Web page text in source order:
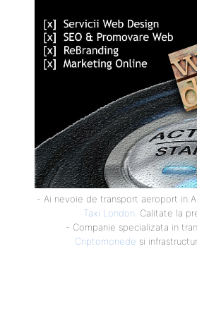
- Ai nevoie de transport aeroport in
Taxi London. Calitate la
- Companie specializata in
Criptomonede si